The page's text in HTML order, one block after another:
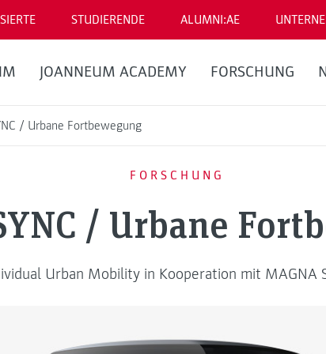
STUDIERENDE ALUMNI:AE
JOANNEUM ACADEMY FORSCHUNG
/ Urbane Fortbewegung
FORSCHUNG
/ Urbane
Urban Mobility in Kooperation mit MAGNA